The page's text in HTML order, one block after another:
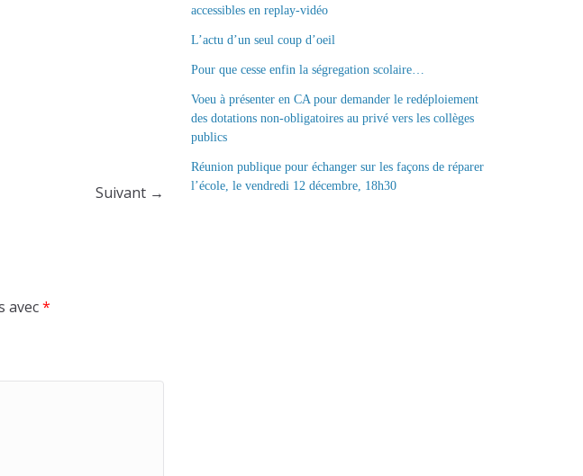
Suivant →
avec*
accessibles en replay-vidéo
L’actu d’un seul coup d’oeil
Pour que cesse enfin la ségregation scolaire…
Voeu à présenter en CA pour demander le redéploiement
des dotations non-obligatoires au privé vers les collèges
publics
Réunion publique pour échanger sur les façons de réparer
l’école, le vendredi 12 décembre, 18h30